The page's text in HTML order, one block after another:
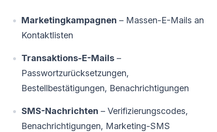
Marketingkampagnen – Massen-E-Mails an
Kontaktlisten
Transaktions-E-Mails –
Passwortzurücksetzungen,
Bestellbestätigungen, Benachrichtigungen
SMS-Nachrichten – Verifizierungscodes,
Benachrichtigungen, Marketing-SMS